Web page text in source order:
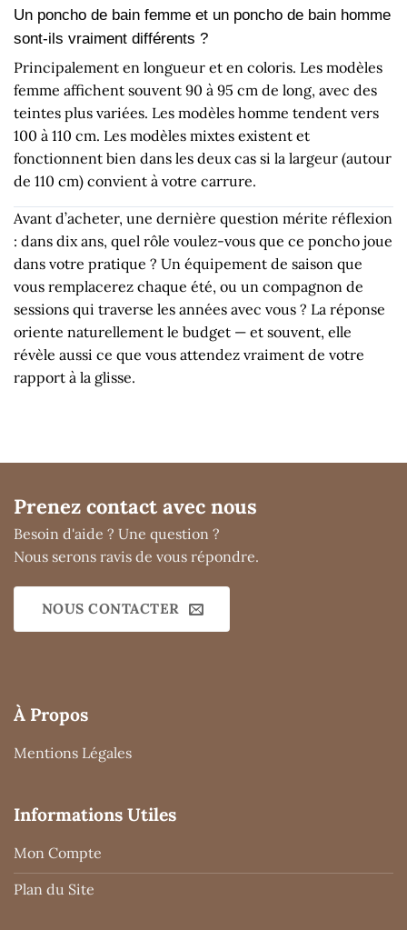
Un poncho de bain femme et un poncho de bain homme
sont-ils vraiment différents ?
Principalement en longueur et en coloris. Les modèles
femme affichent souvent 90 à 95 cm de long, avec des
teintes plus variées. Les modèles homme tendent vers
100 à 110 cm. Les modèles mixtes existent et
fonctionnent bien dans les deux cas si la largeur (autour
de 110 cm) convient à votre carrure.
Avant d’acheter, une dernière question mérite réflexion
: dans dix ans, quel rôle voulez-vous que ce poncho joue
dans votre pratique ? Un équipement de saison que
vous remplacerez chaque été, ou un compagnon de
sessions qui traverse les années avec vous ? La réponse
oriente naturellement le budget — et souvent, elle
révèle aussi ce que vous attendez vraiment de votre
rapport à la glisse.
Prenez contact avec nous
Besoin d'aide ? Une question ?
Nous serons ravis de vous répondre.
NOUS CONTACTER
À Propos
Mentions Légales
Informations Utiles
Mon Compte
Plan du Site